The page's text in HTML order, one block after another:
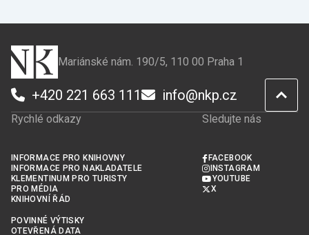
Mariánské nám. 190/5, 110 00 Praha 1
+420 221 663 111 info@nkp.cz
Rychlé odkazy
INFORMACE PRO KNIHOVNY
INFORMACE PRO NAKLADATELE
KLEMENTINUM PRO TURISTY
PRO MÉDIA
KNIHOVNÍ ŘÁD
POVINNÉ VÝTISKY
OTEVŘENÁ DATA
Sledujte nás
FACEBOOK
INSTAGRAM
YOUTUBE
X